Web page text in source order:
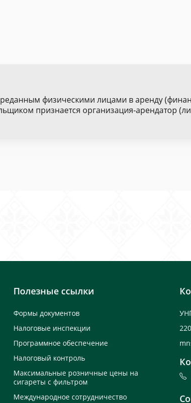
физическими лицами в аренду
признается организация-арендатор
Полезные ссылки
Формы документов
Налоговые инспекции
Программное обеспечение
Налоговый контроль
Максимальные розничные цены на
сигареты с фильтром
Международное сотрудничество